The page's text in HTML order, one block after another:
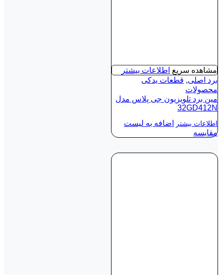
مشاهده سریع اطلاعات بیشتر
برد اصلی, قطعات یدکی
محصولات
مین برد تلویزیون جی پلاس مدل
32GD412N
اطلاعات بیشتر
اضافه به لیست
مقایسه